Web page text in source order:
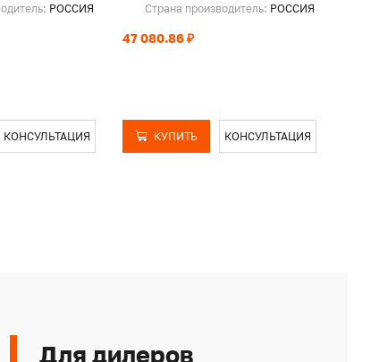
РОССИЯ
КОНСУЛЬТАЦИЯ
Страна производитель: РОССИЯ
47 080.86 ₽
КУПИТЬ КОНСУЛЬТАЦИЯ
Для дилеров